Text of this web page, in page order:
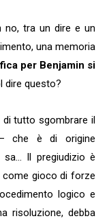
no, tra un dire e un
una memoria
per Benjamin si
dire questo?
di tutto sgombrare il
che è di origine
sa… Il pregiudizio è
come gioco di forze
logico e
risoluzione, debba